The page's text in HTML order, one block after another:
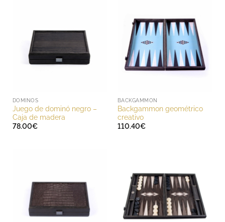
DOMINOS
Juego de dominó negro –
Caja de madera
78.00€
BACKGAMMON
Backgammon geométrico
creativo
110.40€